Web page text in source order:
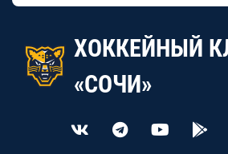
ХОККЕЙНЫЙ
«СОЧИ»